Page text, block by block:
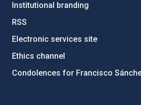
Institutional branding
RSS
Electronic services site
Ethics channel
Condolences for Francisco